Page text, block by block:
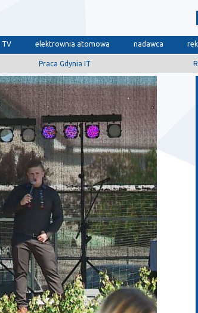
TV elektrownia atomowa nadawca
Praca Gdynia IT